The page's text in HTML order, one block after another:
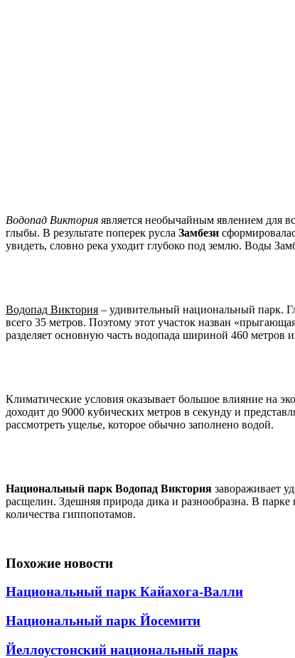
Водопад Виктория является необычайным явлением для
глыбы. В результате поперек русла Замбези
увидеть, словно река уходит глубоко под землю. Воды
Водопад Виктория – удивительный национальный парк.
всего 35 метров. Поэтому этот участок назван
разделяет основную часть водопада шириной 460
Климатические условия оказывает большое влияние на
доходит до 9000 кубических метров в секунду и
рассмотреть ущелье, которое обычно заполнено водой.
Национальный парк Водопад Виктория завораживает
расщелин. Здешняя природа дика и разнообразна. В
количества гиппопотамов.
Похожие новости
Национальный парк Кайахога-Валли
Национальный парк Йосемити
Йеллоустонский национальный парк